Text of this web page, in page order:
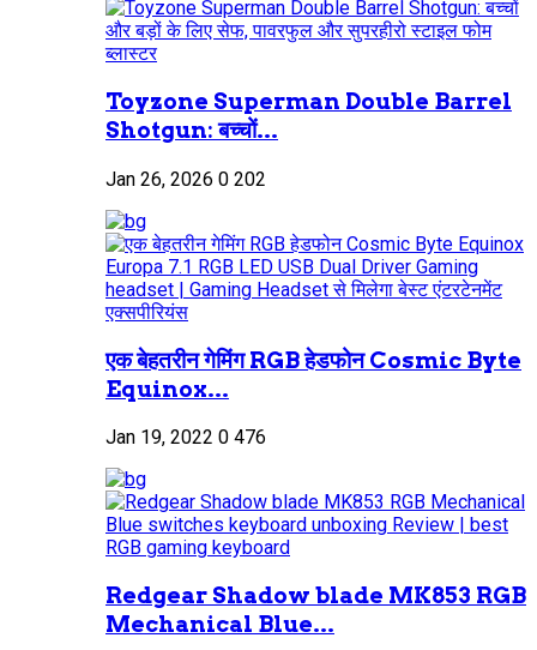
Toyzone Superman Double Barrel
Shotgun: बच्चों...
Jan 26, 2026 0 202
एक बेहतरीन गेमिंग RGB हेडफोन Cosmic Byte
Equinox...
Jan 19, 2022 0 476
Redgear Shadow blade MK853 RGB
Mechanical Blue...